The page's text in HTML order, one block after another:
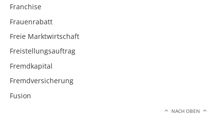
Franchise
Frauenrabatt
Freie Marktwirtschaft
Freistellungsauftrag
Fremdkapital
Fremdversicherung
Fusion
NACH OBEN